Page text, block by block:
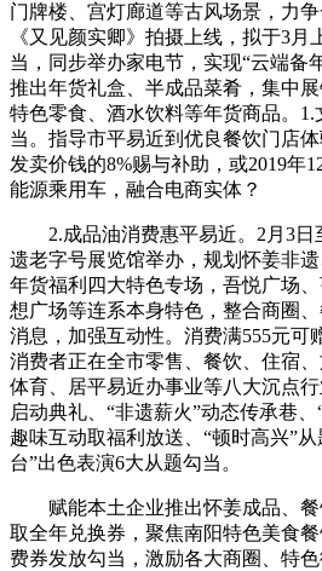
门牌楼、宫灯廊道等古风场景，力
《又见颜实卿》拍摄上线，拟于3月
当，同步举办家电节，实现“云端备
推出年货礼盒、半成品菜肴，集中展
特色零食、酒水饮料等年货商品。1.
当。指导市平易近到优良餐饮门店
发卖价钱的8%赐与补助，或2019年
能源乘用车，融合电商实体？
2.成品油消费惠平易近。2月3日
遗老字号展览馆举办，规划怀姜非遗
年货福利四大特色专场，吾悦广场
想广场等连系本身特色，整合商圈
消息，加强互动性。消费满555元可
消费者正在全市零售、餐饮、住宿、
体育、居平易近办事业等八大沉点
启动典礼、“非遗薪火”动态传承巷、
趣味互动取福利放送、“顿时高兴”
台”出色表演6大从题勾当。
赋能本土企业推出怀姜成品、餐
取全年兑换券，聚焦南阳特色美食
费券发放勾当，激励各大商圈、特